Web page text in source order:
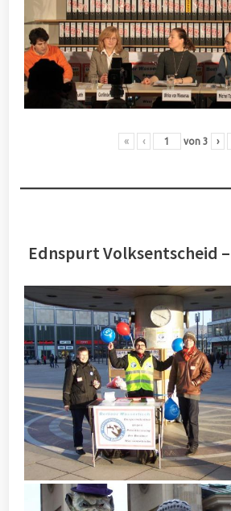
« ‹ von 3 ›
Ednspurt Volksentscheid